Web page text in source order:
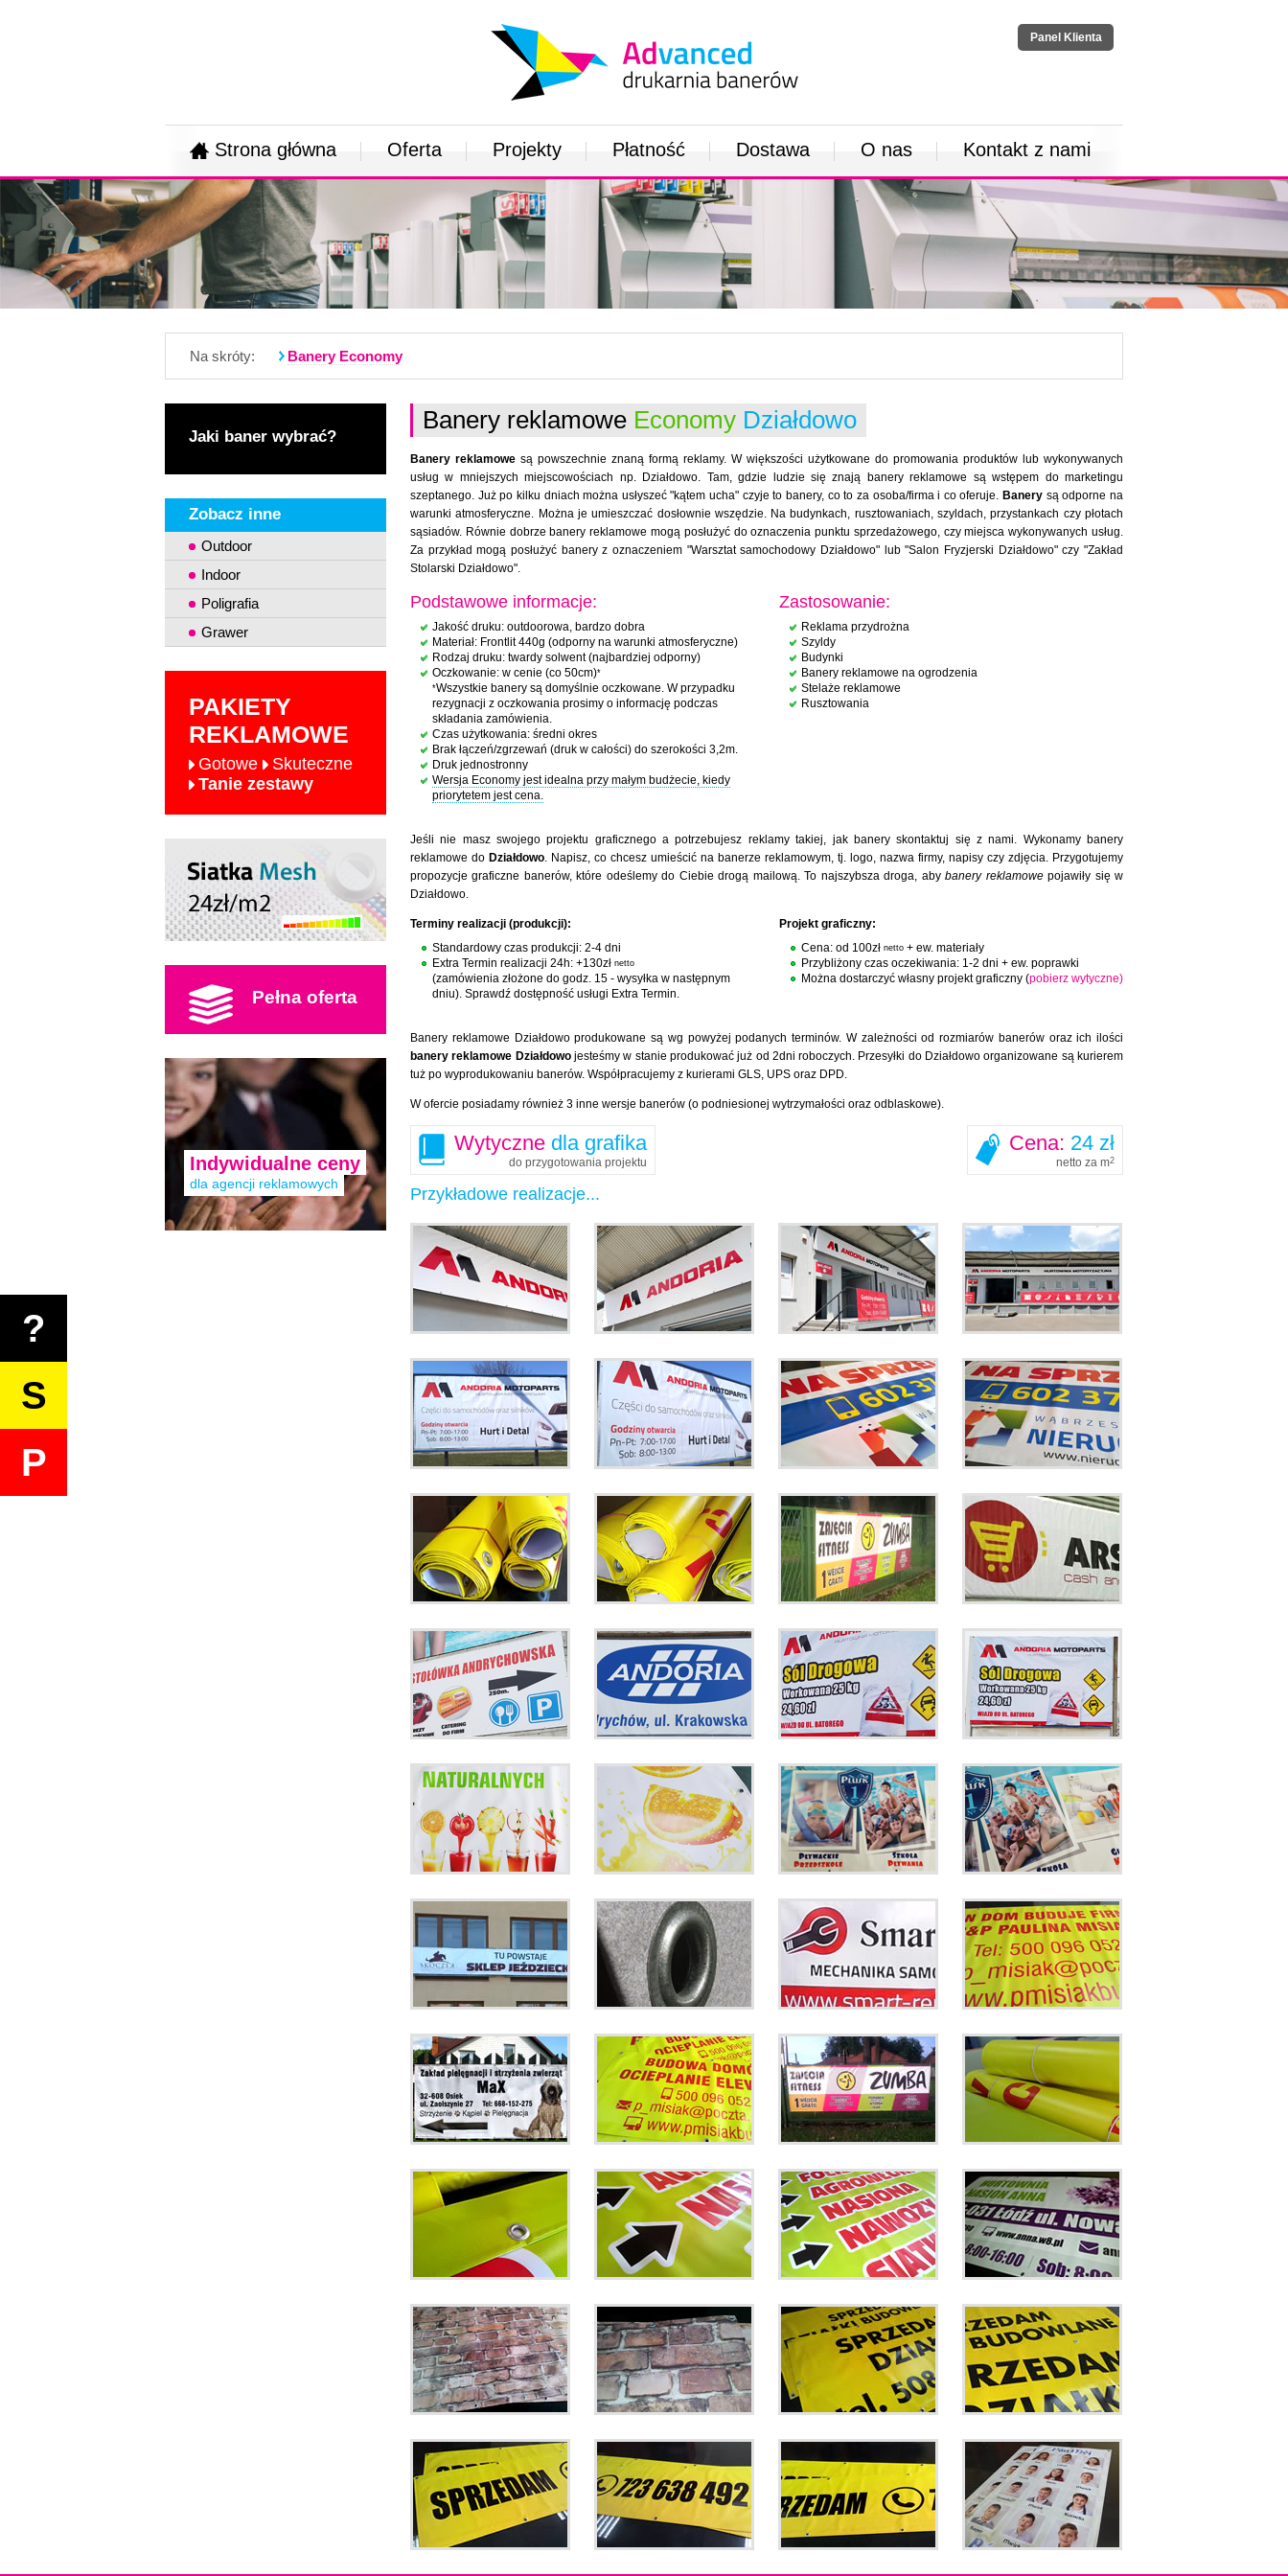
Panel Klienta
Strona główna Oferta Projekty Płatność Dostawa O nas Kontakt z nami
Na skróty: Banery Economy
Jaki baner wybrać?
Zobacz inne
Outdoor
Indoor
Poligrafia
Grawer
PAKIETY
REKLAMOWE
Gotowe
Skuteczne
Tanie zestawy
Pełna oferta
Indywidualne ceny
dla agencji reklamowych
Banery reklamowe Economy Działdowo
Banery reklamowe są powszechnie znaną formą reklamy. W większości użytkowane do promowania produktów lub wykonywanych
usług w mniejszych miejscowościach np. Działdowo. Tam, gdzie ludzie się znają banery reklamowe są wstępem do marketingu
szeptanego. Już po kilku dniach można usłyszeć "kątem ucha" czyje to banery, co to za osoba/firma i co oferuje. Banery są odporne na
warunki atmosferyczne. Można je umieszczać dosłownie wszędzie. Na budynkach, rusztowaniach, szyldach, przystankach czy płotach
sąsiadów. Równie dobrze banery reklamowe mogą posłużyć do oznaczenia punktu sprzedażowego, czy miejsca wykonywanych usług.
Za przykład mogą posłużyć banery z oznaczeniem "Warsztat samochodowy Działdowo" lub "Salon Fryzjerski Działdowo" czy "Zakład
Stolarski Działdowo".
Podstawowe informacje:
Jakość druku: outdoorowa, bardzo dobra
Materiał: Frontlit 440g (odporny na warunki atmosferyczne)
Rodzaj druku: twardy solwent (najbardziej odporny)
Oczkowanie: w cenie (co 50cm)*
*Wszystkie banery są domyślnie oczkowane. W przypadku
rezygnacji z oczkowania prosimy o informację podczas
składania zamówienia.
Czas użytkowania: średni okres
Brak łączeń/zgrzewań (druk w całości) do szerokości 3,2m.
Druk jednostronny
Wersja Economy jest idealna przy małym budżecie, kiedy
priorytetem jest cena.
Zastosowanie:
Reklama przydrożna
Szyldy
Budynki
Banery reklamowe na ogrodzenia
Stelaże reklamowe
Rusztowania
Jeśli nie masz swojego projektu graficznego a potrzebujesz reklamy takiej, jak banery skontaktuj się z nami. Wykonamy banery
reklamowe do Działdowo. Napisz, co chcesz umieścić na banerze reklamowym, tj. logo, nazwa firmy, napisy czy zdjęcia. Przygotujemy
propozycje graficzne banerów, które odeślemy do Ciebie drogą mailową. To najszybsza droga, abybanery reklamowepojawiły się w
Działdowo.
Terminy realizacji (produkcji):
Standardowy czas produkcji: 2-4 dni
Extra Termin realizacji 24h: +130zł netto
(zamówienia złożone do godz. 15 - wysyłka w następnym
dniu). Sprawdź dostępność usługi Extra Termin.
Projekt graficzny:
Cena: od 100zł netto + ew. materiały
Przybliżony czas oczekiwania: 1-2 dni + ew. poprawki
Można dostarczyć własny projekt graficzny (pobierz wytyczne)
Banery reklamowe Działdowo produkowane są wg powyżej podanych terminów. W zależności od rozmiarów banerów oraz ich ilości
banery reklamowe Działdowojesteśmy w stanie produkować już od 2dni roboczych. Przesyłki do Działdowo organizowane są kurierem
tuż po wyprodukowaniu banerów. Współpracujemy z kurierami GLS, UPS oraz DPD.
W ofercie posiadamy również 3 inne wersje banerów (o podniesionej wytrzymałości oraz odblaskowe).
Wytyczne dla grafika
do przygotowania projektu
Cena: 24 zł
netto za m2
Przykładowe realizacje...
?
S
P